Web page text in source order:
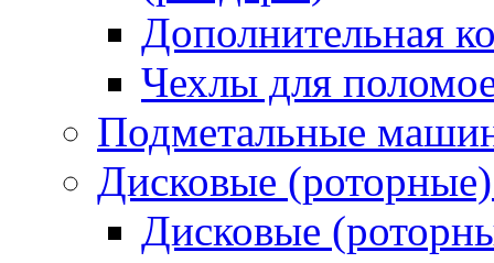
Дополнительная
Чехлы для
Подметальные
Дисковые
Дисковые